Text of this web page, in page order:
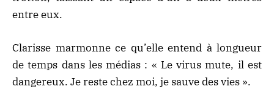
entre eux.
Clarisse marmonne ce qu’elle entend à longueur
de temps dans les médias : « Le virus mute, il est
dangereux. Je reste chez moi, je sauve des vies ».